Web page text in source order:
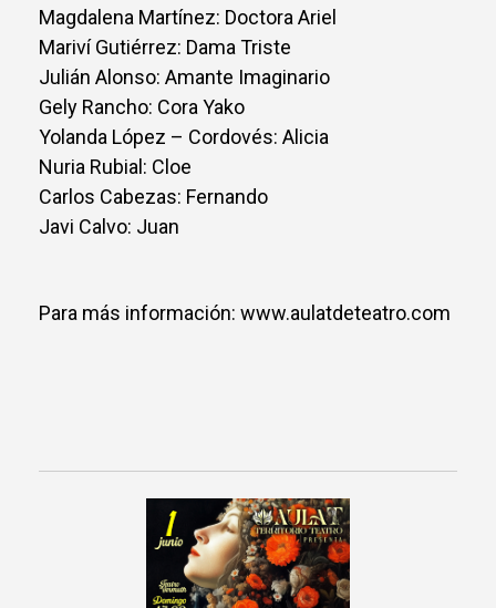
Magdalena Martínez: Doctora Ariel
Mariví Gutiérrez: Dama Triste
Julián Alonso: Amante Imaginario
Gely Rancho: Cora Yako
Yolanda López – Cordovés: Alicia
Nuria Rubial: Cloe
Carlos Cabezas: Fernando
Javi Calvo: Juan
Para más información: www.aulatdeteatro.com